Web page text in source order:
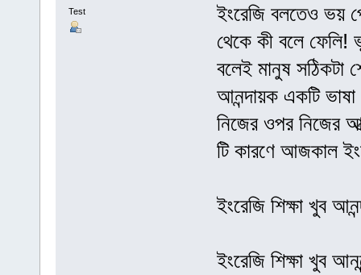
Test
ইংরেজি বলতেও ভয়
থেকে কী বলে ফেলি!
বলেই মানুষ সঠিকটা
আনন্দায়ক একটি
নিজের ওপর নিজের
টি কারণে আজকাল
ইংরেজি শিক্ষা খুব
ইংরেজি শিক্ষা খুব